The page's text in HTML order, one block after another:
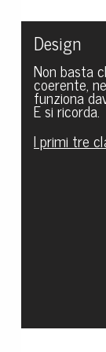
Design
Non basta
coerente,
funziona
E si ricorda.
I primi tre